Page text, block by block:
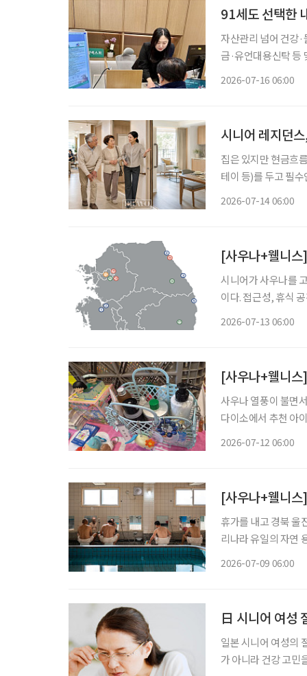
91세도 선택한
자산관리 넘어 건강
금·유언대용신탁 등
2026-07-16 06:00
시니어 레지던
집은 있지만 현금흐
테이 등)를 두고 필
2026-07-14 06:00
[사우나+웰니
시니어가 사우나를 고를 땐 시니어에게는 유행하는 장소보다 몸에 무
이다. 접근성, 휴식
2026-07-13 06:00
[사우나+웰니
사우나 열풍이 불면
다이소에서 추천 아
2026-07-12 06:00
[사우나+웰니
휴가를 내고 경북 울
리나라 유일의 자연
2026-07-09 06:00
日 시니어 여성
일본 시니어 여성의
가 아니라 건강 고민을